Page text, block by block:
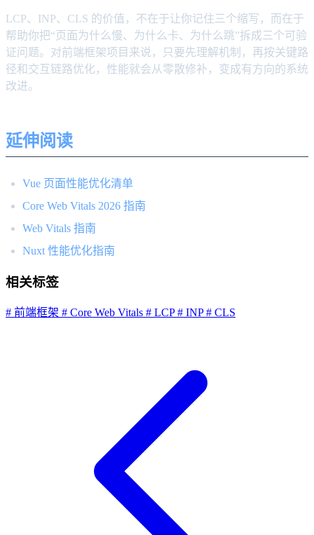
LCP、INP、CLS 的价值，不在于让你记住三个缩写，而在于
帮助你把“页面为什么慢、为什么卡、为什么跳”拆成三个可验
证问题。对前端框架项目来说，只要先理解机制，再按关键路
径和交互链路优化，性能就会从零散修补，变成有方向的系统
改进。
延伸阅读
Vue 页面性能优化清单
Core Web Vitals 2026 指南
Web Vitals 指南
Nuxt 性能优化指南
相关标签
# 前端框架 # Core Web Vitals # LCP# INP# CLS